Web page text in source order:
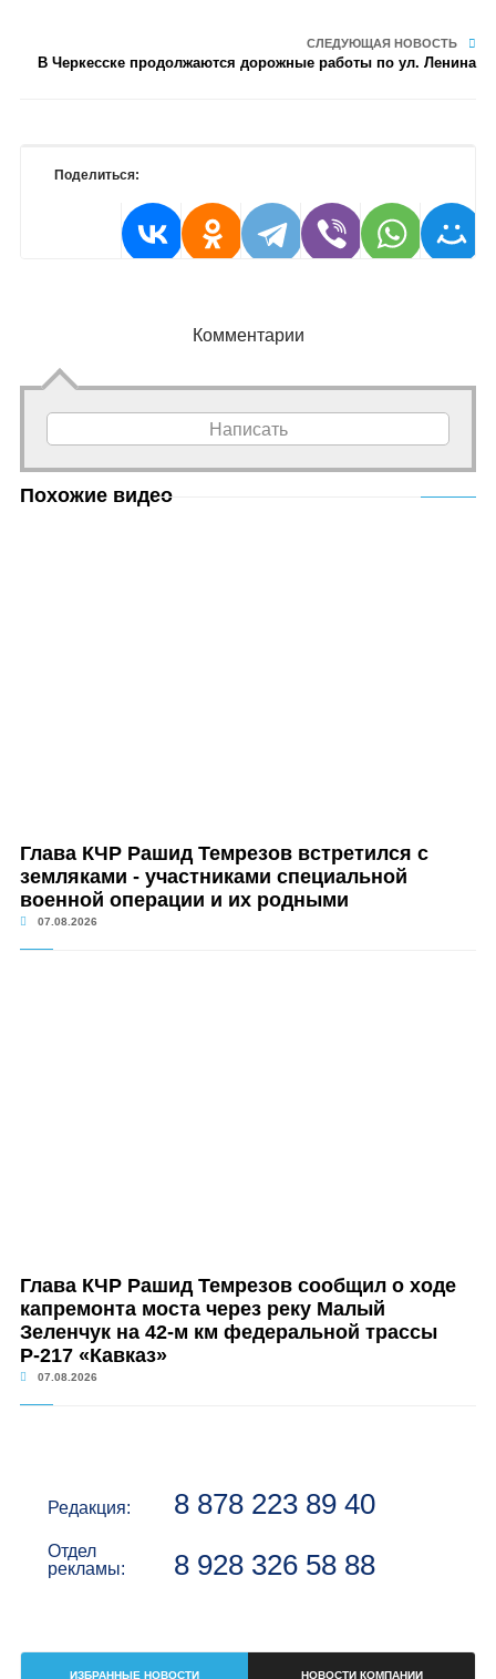
СЛЕДУЮЩАЯ НОВОСТЬ
В Черкесске продолжаются дорожные работы по ул. Ленина
Поделиться:
Комментарии
Написать
Похожие видео
Глава КЧР Рашид Темрезов встретился с
земляками - участниками специальной
военной операции и их родными
07.08.2026
Глава КЧР Рашид Темрезов сообщил о ходе
капремонта моста через реку Малый
Зеленчук на 42-м км федеральной трассы
Р-217 «Кавказ»
07.08.2026
Редакция: 8 878 223 89 40
Отдел
рекламы:
8 928 326 58 88
ИЗБРАННЫЕ НОВОСТИ НОВОСТИ КОМПАНИИ